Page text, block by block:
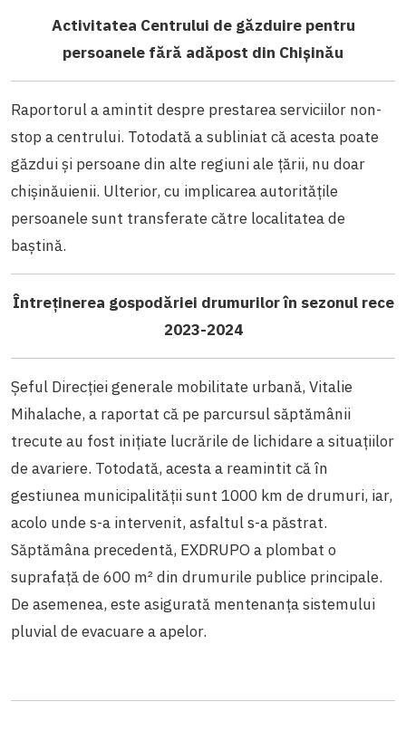
Activitatea Centrului de găzduire pentru
persoanele fără adăpost din Chișinău
Raportorul a amintit despre prestarea serviciilor non-
stop a centrului. Totodată a subliniat că acesta poate
găzdui și persoane din alte regiuni ale țării, nu doar
chișinăuienii. Ulterior, cu implicarea autoritățile
persoanele sunt transferate către localitatea de
baștină.
Întreținerea gospodăriei drumurilor în sezonul rece
2023-2024
Șeful Direcției generale mobilitate urbană, Vitalie
Mihalache, a raportat că pe parcursul săptămânii
trecute au fost inițiate lucrările de lichidare a situațiilor
de avariere. Totodată, acesta a reamintit că în
gestiunea municipalității sunt 1000 km de drumuri, iar,
acolo unde s-a intervenit, asfaltul s-a păstrat.
Săptămâna precedentă, EXDRUPO a plombat o
suprafață de 600 m² din drumurile publice principale.
De asemenea, este asigurată mentenanța sistemului
pluvial de evacuare a apelor.